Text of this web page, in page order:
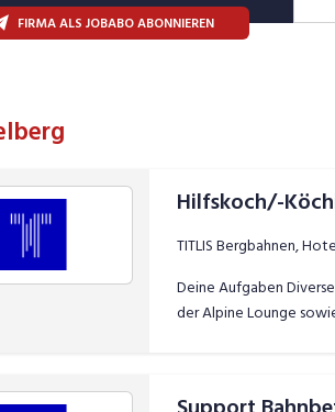
FIRMA ALS JOBABO ABONNIEREN
Hilfskoch/-
TITLIS Bergbahnen,
Deine Aufgaben
der Alpine Lounge